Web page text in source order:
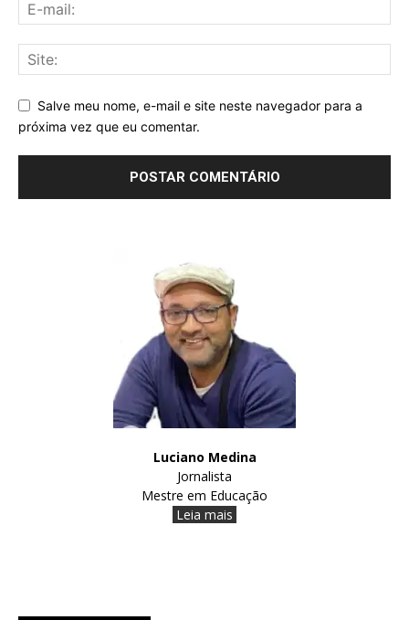
Salve meu nome, e-mail e site neste navegador para a
próxima vez que eu comentar.
Luciano Medina
Jornalista
Mestre em Educação
Leia mais